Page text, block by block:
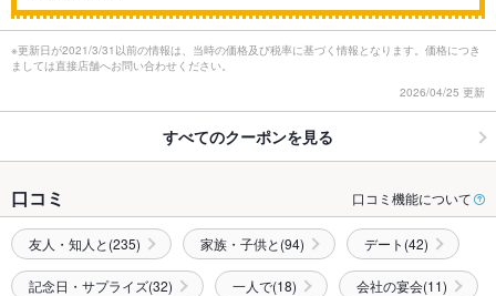
※更新日が2021/3/31以前の情報は、当時の価格及び税率に基づく情報となります。価格につき
ましては直接店舗へお問い合わせください。
2026/04/25 更新
すべてのクーポンを見る
口コミ 口コミ機能について
友人・知人と(235) 家族・子供と(94) デート(42)
記念日・サプライズ(32) 一人で(18) 会社の宴会(11)